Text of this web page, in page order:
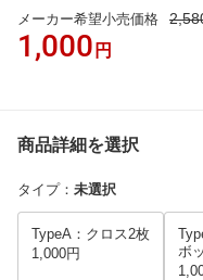
メーカー希望小売価格
1,000 円
商品詳細を選択
タイプ： 未選択
TypeA：クロス2枚
1,000円
ボ